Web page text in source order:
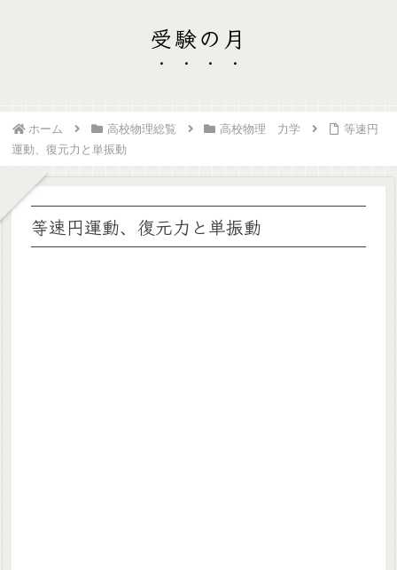
受験の月
ホーム 高校物理総覧 高校物理 力学
等速円
運動、復元力と単振動
等速円運動、復元力と単振動